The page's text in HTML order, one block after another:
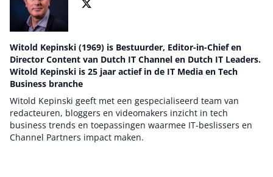
Witold Kepinski (1969) is Bestuurder, Editor-in-Chief en
Director Content van Dutch IT Channel en Dutch IT Leaders.
Witold Kepinski is 25 jaar actief in de IT Media en Tech
Business branche
Witold Kepinski geeft met een gespecialiseerd team van
redacteuren, bloggers en videomakers inzicht in tech
business trends en toepassingen waarmee IT-beslissers en
Channel Partners impact maken.